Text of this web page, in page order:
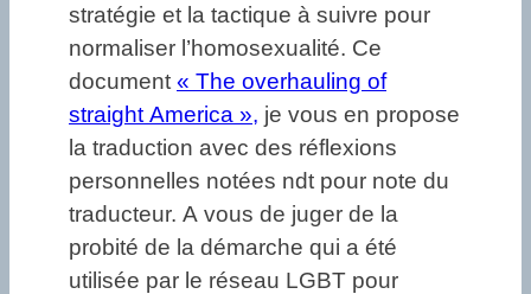
stratégie et la tactique à suivre pour
normaliser l’homosexualité. Ce
document « The overhauling of
straight America », je vous en propose
la traduction avec des réflexions
personnelles notées ndt pour note du
traducteur. A vous de juger de la
probité de la démarche qui a été
utilisée par le réseau LGBT pour